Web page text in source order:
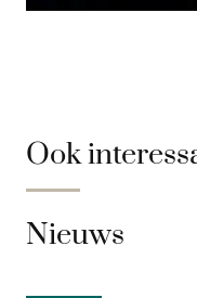
Ook
Nieuws